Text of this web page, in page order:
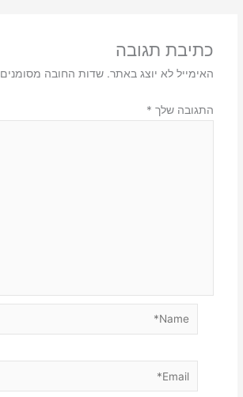
כתיבת תגובה
האימייל לא יוצג באתר. שדות החובה מסומנים
התגובה שלך *
Email*